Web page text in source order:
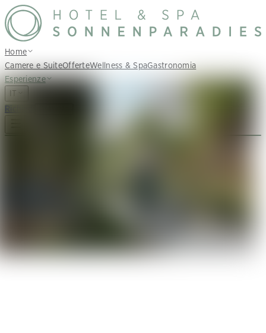
Home
Camere e SuiteOfferteWellness & SpaGastronomia
Esperienze
IT
Richiedi